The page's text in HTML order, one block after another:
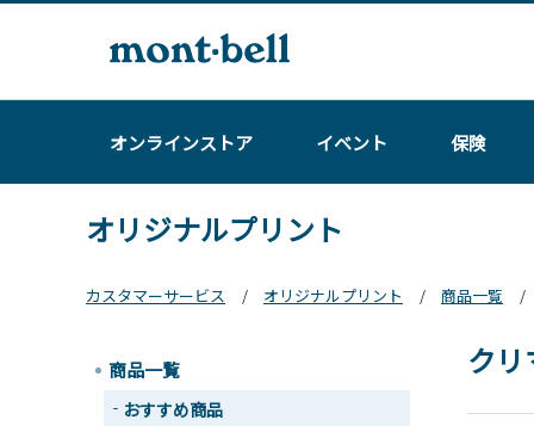
オンラインストア イベント 保険
オリジナルプリント
カスタマーサービス オリジナルプリント 商品一覧
ク
商品一覧
おすすめ商品